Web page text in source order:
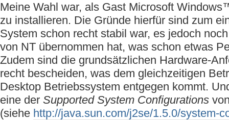
Meine Wahl war, als Gast Microsoft
zu installieren. Die Gründe hierfür sind zum
System schon recht stabil war, es jedoch
von NT übernommen hat, was schon etwas
Zudem sind die grundsätzlichen Hardware-
recht bescheiden, was dem gleichzeitigen
Desktop Betriebssystem entgegen kommt.
eine der Supported System Configurations
(siehe http://java.sun.com/j2se/1.5.0/system-